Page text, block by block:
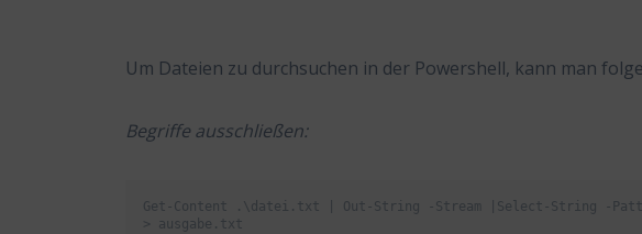
Um Dateien zu durchsuchen in der Powershell, kann man
Begriffe ausschließen:
Get-Content .\datei.txt | Out-String -Stream |Select-String -
> ausgabe.txt